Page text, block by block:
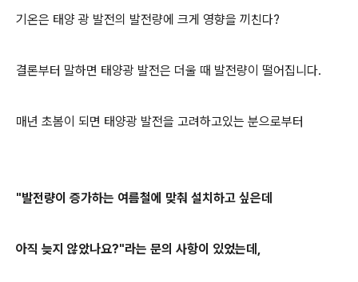
기온은 태양 광 발전의 발전량에 크게 영향을 끼친다?
결론부터 말하면 태양광 발전은 더울 때 발전량이 떨어집니다.
매년 초봄이 되면 태양광 발전을 고려하고있는 분으로부터
"발전량이 증가하는 여름철에 맞춰 설치하고 싶은데
아직 늦지 않았나요?"라는 문의 사항이 있었는데,